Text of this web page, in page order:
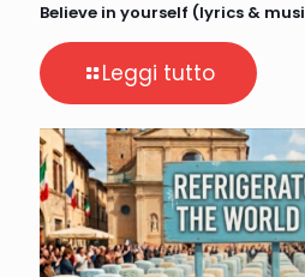
Believe in yourself (lyrics &
Leggi tutto